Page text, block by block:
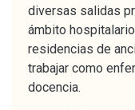
diversas salidas
ámbito
residencias de
trabajar como
docencia.